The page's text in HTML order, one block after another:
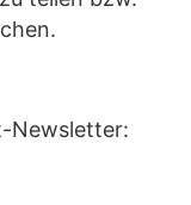
Newsletter: